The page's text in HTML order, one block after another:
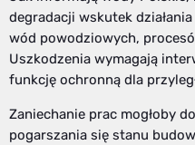
degradacji wskutek
wód powodziowych,
Uszkodzenia wymagają
funkcję ochronną dla
Zaniechanie prac mogłoby
pogarszania się stanu